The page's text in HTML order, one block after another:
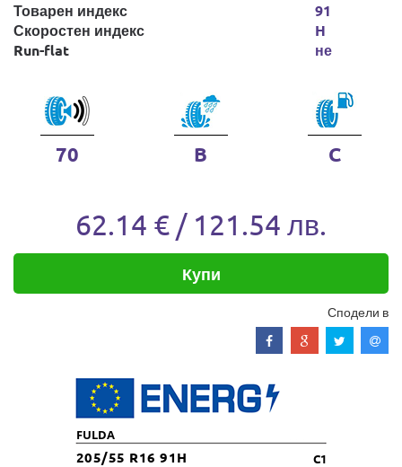
Товарен индекс
Скоростен индекс
Run-flat
91
H
не
70 B C
62.14 € / 121.54 лв.
Купи
Сподели в
FULDA
205/55 R16 91H C1